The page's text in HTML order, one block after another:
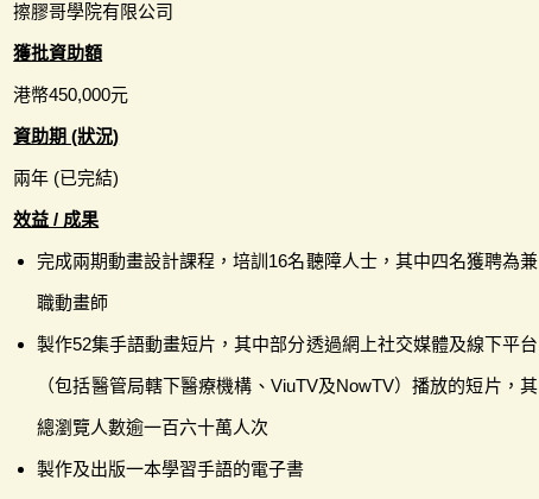
擦膠哥學院有限公司
獲批資助額
港幣450,000元
資助期 (狀況)
兩年 (已完結)
效益 / 成果
完成兩期動畫設計課程，培訓16名聽障人士，其中四名獲聘為兼
職動畫師
製作52集手語動畫短片，其中部分透過網上社交媒體及線下平台
（包括醫管局轄下醫療機構、ViuTV及NowTV）播放的短片，其
總瀏覽人數逾一百六十萬人次
製作及出版一本學習手語的電子書